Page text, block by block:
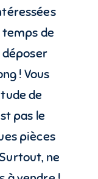
temps de
déposer
! Vous
de
pas le
pièces
ne